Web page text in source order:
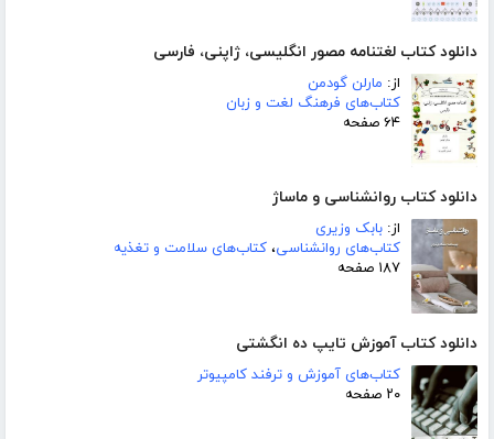
دانلود کتاب لغتنامه مصور انگلیسی، ژاپنی، فارسی
از: مارلن گودمن
کتاب‌های فرهنگ لغت و زبان
۶۴ صفحه
دانلود کتاب روانشناسی و ماساژ
از: بابک وزیری
کتاب‌های روانشناسی، کتاب‌های سلامت و تغذیه
۱۸۷ صفحه
دانلود کتاب آموزش تایپ ده انگشتی
کتاب‌های آموزش و ترفند کامپیوتر
۲۰ صفحه